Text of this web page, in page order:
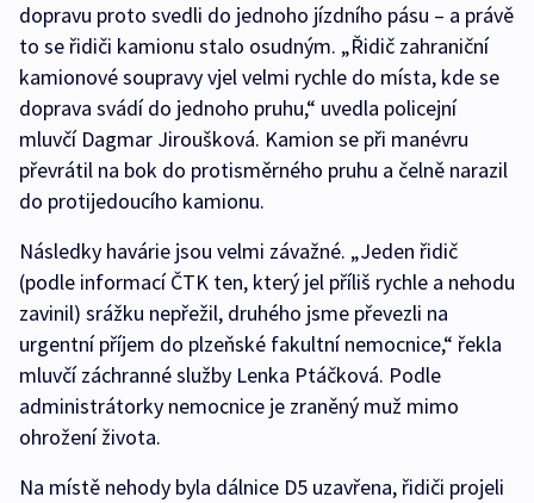
dopravu proto svedli do jednoho jízdního pásu – a právě
to se řidiči kamionu stalo osudným. „Řidič zahraniční
kamionové soupravy vjel velmi rychle do místa, kde se
doprava svádí do jednoho pruhu,“ uvedla policejní
mluvčí Dagmar Jiroušková. Kamion se při manévru
převrátil na bok do protisměrného pruhu a čelně narazil
do protijedoucího kamionu.
Následky havárie jsou velmi závažné. „Jeden řidič
(podle informací ČTK ten, který jel příliš rychle a nehodu
zavinil) srážku nepřežil, druhého jsme převezli na
urgentní příjem do plzeňské fakultní nemocnice,“ řekla
mluvčí záchranné služby Lenka Ptáčková. Podle
administrátorky nemocnice je zraněný muž mimo
ohrožení života.
Na místě nehody byla dálnice D5 uzavřena, řidiči projeli